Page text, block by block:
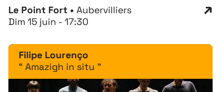
Le Point Fort •Aubervilliers
Dim 15 juin - 17:30
Filipe Lourenço
“ Amazigh in situ ”